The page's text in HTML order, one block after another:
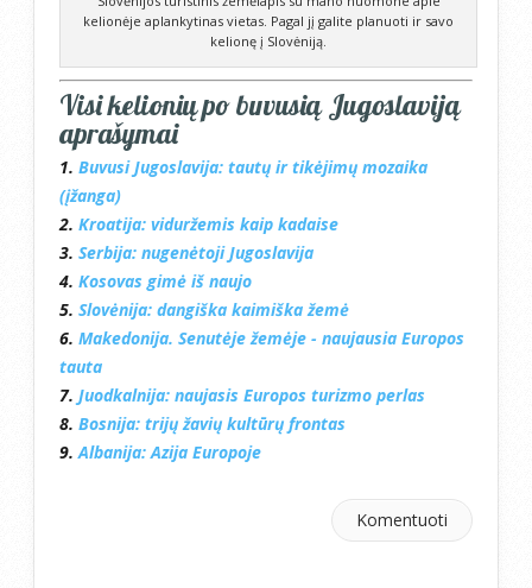
kelionėje aplankytinas vietas. Pagal jį galite planuoti ir savo
kelionę į Slovėniją.
Visi kelionių po buvusią Jugoslaviją
aprašymai
1. Buvusi Jugoslavija: tautų ir tikėjimų mozaika
(įžanga)
2. Kroatija: viduržemis kaip kadaise
3. Serbija: nugenėtoji Jugoslavija
4. Kosovas gimė iš naujo
5. Slovėnija: dangiška kaimiška žemė
6. Makedonija. Senutėje žemėje - naujausia Europos
tauta
7. Juodkalnija: naujasis Europos turizmo perlas
8. Bosnija: trijų žavių kultūrų frontas
9.Albanija: Azija Europoje
Komentuoti